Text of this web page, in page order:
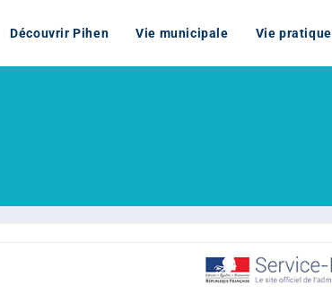
Découvrir Pihen Vie municipale Vie pratique